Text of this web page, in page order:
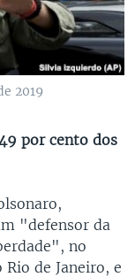
2019
por cento dos
"defensor da
no
de Janeiro, e